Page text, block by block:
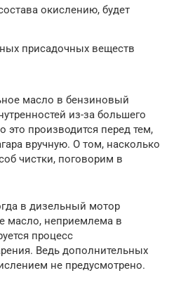
окислению, будет
присадочных веществ
масло в бензиновый
из-за большего
производится перед тем,
вручную. О том, насколько
чистки, поговорим в
в дизельный мотор
масло, неприемлема в
процесс
Ведь дополнительных
не предусмотрено.